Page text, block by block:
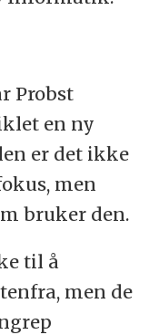
Probst
en ny
er det ikke
men
bruker den.
til å
men de